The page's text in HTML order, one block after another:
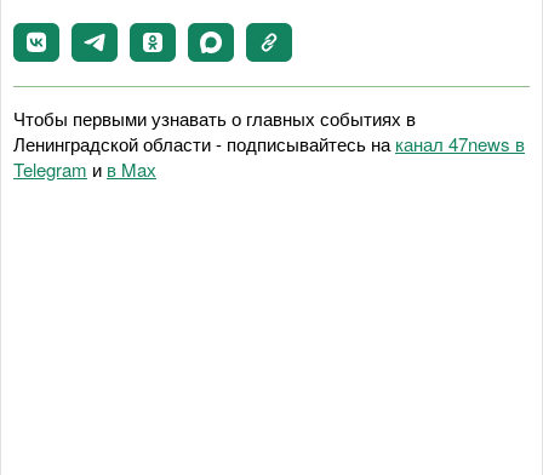
Чтобы первыми узнавать о главных событиях в
Ленинградской области - подписывайтесь на канал 47news в
Telegram и в Maх